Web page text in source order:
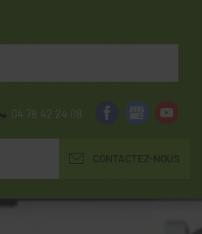
04 78 42 24 08
CONTACTEZ-NOUS